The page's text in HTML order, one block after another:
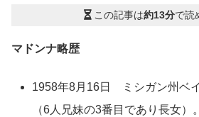
この記事は約13分で読
マドンナ略歴
1958年8月16日 ミシガン州ベ
（6人兄妹の3番目であり長女）。